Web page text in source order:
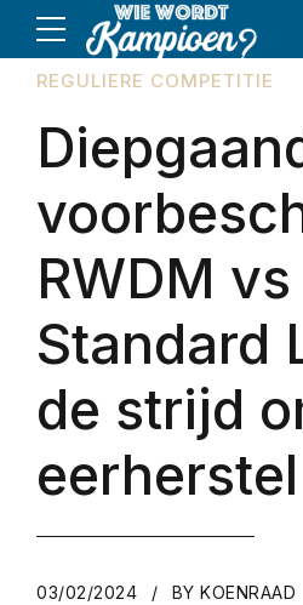
REGULIERE COMPETITIE
RWDM vs
Standard
de strijd
eerherstel
03/02/2024 BY KOENRAAD